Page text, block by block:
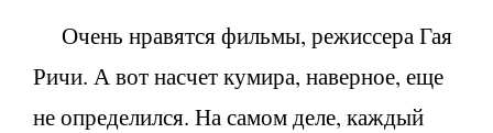
Очень нравятся фильмы, режиссера Гая
Ричи. А вот насчет кумира, наверное, еще
не определился. На самом деле, каждый